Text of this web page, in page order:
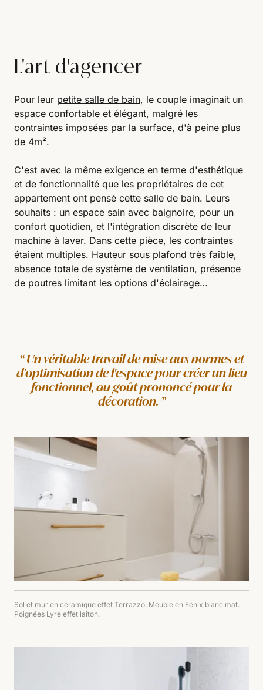
L'art d'agencer
Pour leur petite salle de bain, le couple imaginait un
espace confortable et élégant, malgré les
contraintes imposées par la surface, d'à peine plus
de 4m².
C'est avec la même exigence en terme d'esthétique
et de fonctionnalité que les propriétaires de cet
appartement ont pensé cette salle de bain. Leurs
souhaits : un espace sain avec baignoire, pour un
confort quotidien, et l'intégration discrète de leur
machine à laver. Dans cette pièce, les contraintes
étaient multiples. Hauteur sous plafond très faible,
absence totale de système de ventilation, présence
de poutres limitant les options d'éclairage…
Un véritable travail de mise aux normes et
d'optimisation de l'espace pour créer un lieu
fonctionnel, au goût prononcé pour la
décoration.
Sol et mur en céramique effet Terrazzo. Meuble en Fénix blanc mat.
Poignées Lyre effet laiton.